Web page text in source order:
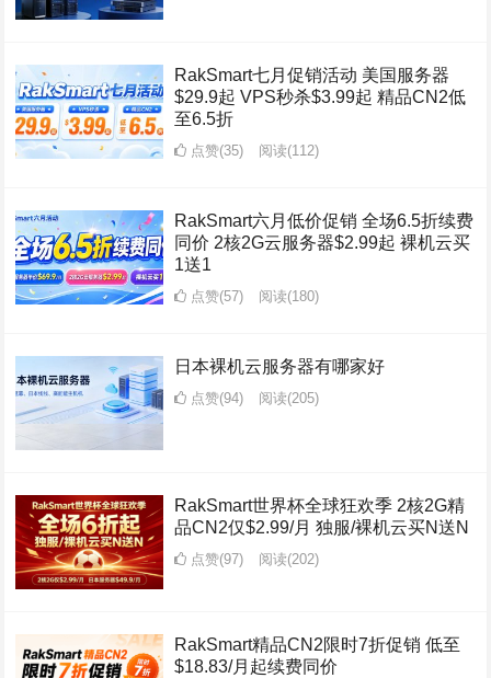
RakSmart七月促销活动 美国服务器
$29.9起 VPS秒杀$3.99起 精品CN2低
至6.5折
点赞(35) 阅读(112)
RakSmart六月低价促销 全场6.5折续费
同价 2核2G云服务器$2.99起 裸机云买
1送1
点赞(57) 阅读(180)
日本裸机云服务器有哪家好
点赞(94) 阅读(205)
RakSmart世界杯全球狂欢季 2核2G精
品CN2仅$2.99/月 独服/裸机云买N送N
点赞(97) 阅读(202)
RakSmart精品CN2限时7折促销 低至
$18.83/月起续费同价